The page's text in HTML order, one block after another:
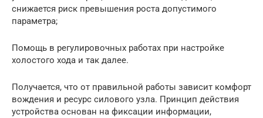
снижается риск превышения роста допустимого
параметра;
Помощь в регулировочных работах при настройке
холостого хода и так далее.
Получается, что от правильной работы зависит комфорт
вождения и ресурс силового узла. Принцип действия
устройства основан на фиксации информации,